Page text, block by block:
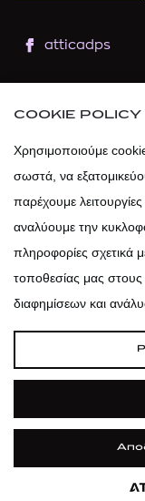
atticadps
atticadps
|
COOKIE POLICY
Χρησιμοποιούμε
σωστά, να
παρέχουμε
αναλύουμε την
πληροφορίες σχετικά
τοποθεσίας μας στους
διαφημίσεων και